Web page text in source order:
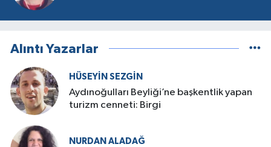
Alıntı Yazarlar
HÜSEYIN SEZGIN
Aydınoğulları Beyliği’ne başkentlik yapan
turizm cenneti: Birgi
NURDAN ALADAĞ